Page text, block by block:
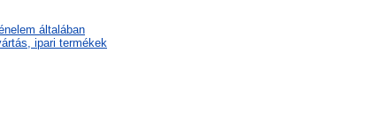
általában
ipari termékek